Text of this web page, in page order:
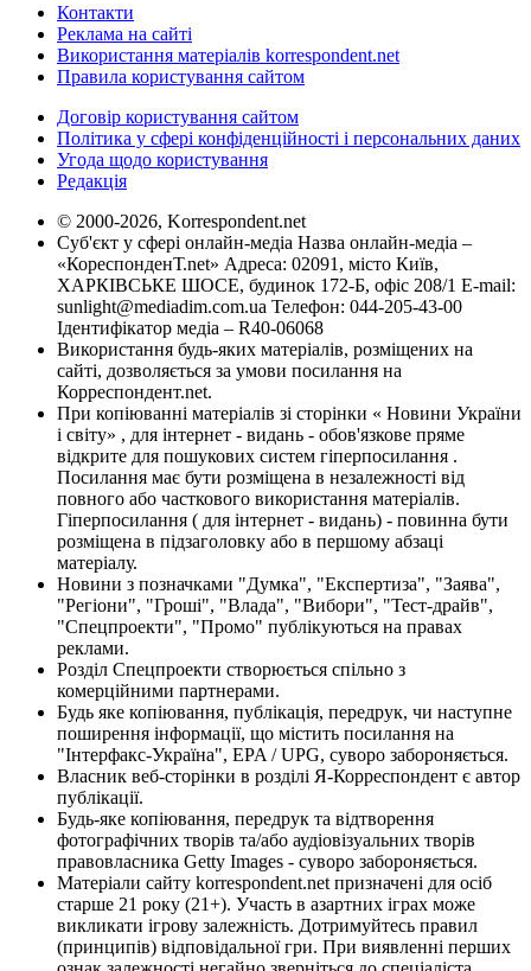
Контакти
Реклама на сайті
Використання матеріалів korrespondent.net
Правила користування сайтом
Договір користування сайтом
Політика у сфері конфіденційності і персональних даних
Угода щодо користування
Редакція
© 2000-2026, Korrespondent.net
Суб'єкт у сфері онлайн-медіа Назва онлайн-медіа –
«КореспонденТ.net» Адреса: 02091, місто Київ,
ХАРКІВСЬКЕ ШОСЕ, будинок 172-Б, офіс 208/1 E-mail:
sunlight@mediadim.com.ua Телефон: 044-205-43-00
Ідентифікатор медіа – R40-06068
Використання будь-яких матеріалів, розміщених на
сайті, дозволяється за умови посилання на
Корреспондент.net.
При копіюванні матеріалів зі сторінки « Новини України
і світу» , для інтернет - видань - обов'язкове пряме
відкрите для пошукових систем гіперпосилання .
Посилання має бути розміщена в незалежності від
повного або часткового використання матеріалів.
Гіперпосилання ( для інтернет - видань) - повинна бути
розміщена в підзаголовку або в першому абзаці
матеріалу.
Новини з позначками "Думка", "Експертиза", "Заява",
"Регіони", "Гроші", "Влада", "Вибори", "Тест-драйв",
"Спецпроекти", "Промо" публікуються на правах
реклами.
Розділ Спецпроекти створюється спільно з
комерційними партнерами.
Будь яке копіювання, публікація, передрук, чи наступне
поширення інформації, що містить посилання на
"Інтерфакс-Україна", EPA / UPG, суворо забороняється.
Власник веб-сторінки в розділі Я-Корреспондент є автор
публікації.
Будь-яке копіювання, передрук та відтворення
фотографічних творів та/або аудіовізуальних творів
правовласника Getty Images - суворо забороняється.
Матеріали сайту korrespondent.net призначені для осіб
старше 21 року (21+). Участь в азартних іграх може
викликати ігрову залежність. Дотримуйтесь правил
(принципів) відповідальної гри. При виявленні перших